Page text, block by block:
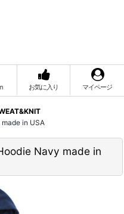
お気に入り マイページ
in USA
Navy made in